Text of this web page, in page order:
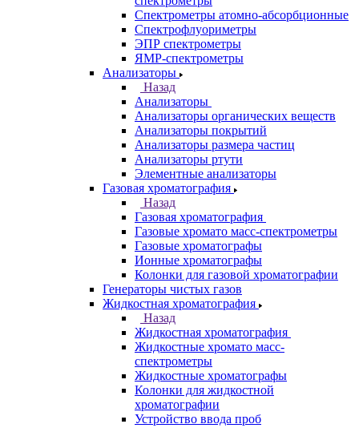
Расходные материалы
Рентгенофлуоресцентные
спектрометры
Спектрометры атомно-абсорбционные
Спектрофлуориметры
ЭПР спектрометры
ЯМР-спектрометры
Анализаторы
Назад
Анализаторы
Анализаторы органических веществ
Анализаторы покрытий
Анализаторы размера частиц
Анализаторы ртути
Элементные анализаторы
Газовая хроматография
Назад
Газовая хроматография
Газовые хромато масс-спектрометры
Газовые хроматографы
Ионные хроматографы
Колонки для газовой хроматографии
Генераторы чистых газов
Жидкостная хроматография
Назад
Жидкостная хроматография
Жидкостные хромато масс-
спектрометры
Жидкостные хроматографы